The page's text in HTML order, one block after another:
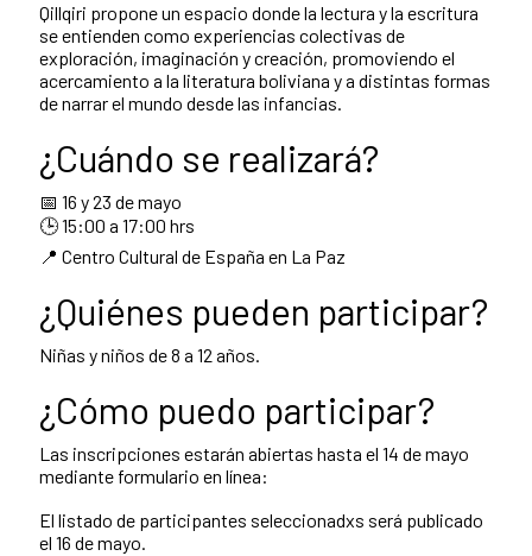
Qillqiri propone un espacio donde la lectura y la escritura
se entienden como experiencias colectivas de
exploración, imaginación y creación, promoviendo el
acercamiento a la literatura boliviana y a distintas formas
de narrar el mundo desde las infancias.
¿Cuándo se realizará?
📅 16 y 23 de mayo
🕒 15:00 a 17:00 hrs
📍 Centro Cultural de España en La Paz
¿Quiénes pueden participar?
Niñas y niños de 8 a 12 años.
¿Cómo puedo participar?
Las inscripciones estarán abiertas hasta el 14 de mayo
mediante formulario en línea:
El listado de participantes seleccionadxs será publicado
el 16 de mayo.